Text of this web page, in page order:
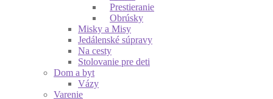
Prestieranie
Obrúsky
Misky a Misy
Jedálenské súpravy
Na cesty
Stolovanie pre deti
Dom a byt
Vázy
Varenie